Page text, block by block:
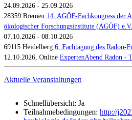
24.09.2026 - 25.09.2026
28359 Bremen 14. AGÖF-Fachkongress der
ökologischer Forschungsinstitute (AGÖF) e.V.
07.10.2026 - 08.10.2026
69115 Heidelberg 6. Fachtagung des Radon-
12.10.2026, Online ExpertenAbend Radon -
Aktuelle Veranstaltungen
Schnellübersicht: Ja
Teilnahmebedingungen: http://